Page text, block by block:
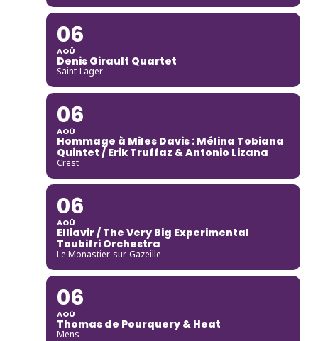
06
AOÛ
Denis Girault Quartet
Saint-Lager
06
AOÛ
Hommage à Miles Davis : Mélina Tobiana
Quintet / Erik Truffaz & Antonio Lizana
Crest
06
AOÛ
Elliavir / The Very Big Experimental
Toubifri Orchestra
Le Monastier-sur-Gazeille
06
AOÛ
Thomas de Pourquery & Heat
Mens